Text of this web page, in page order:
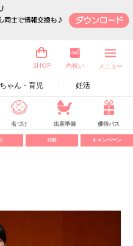
ゃん・育児 妊活
SHOP 内祝い メニュー
名づけ 出産準備 優待パス
SNS キャンペーン